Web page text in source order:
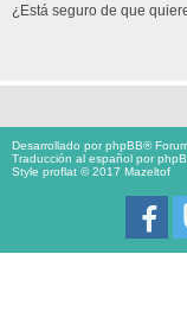
¿Está seguro de que
Desarrollado porphpBB®
Traducción al español por
Style proflat © 2017 Mazeltof